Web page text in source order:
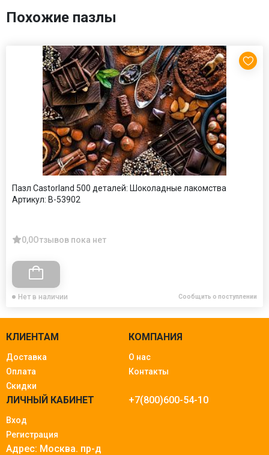
Похожие пазлы
Пазл Castorland 500 деталей: Шоколадные лакомства
Артикул: B-53902
0,0Отзывов пока нет
Нет в наличии Сообщить о поступлении
КЛИЕНТАМ
Доставка
Оплата
Скидки
КОМПАНИЯ
О нас
Контакты
ЛИЧНЫЙ КАБИНЕТ
Вход
Регистрация
+7(800)600-54-10
Адрес: Москва. пр-д